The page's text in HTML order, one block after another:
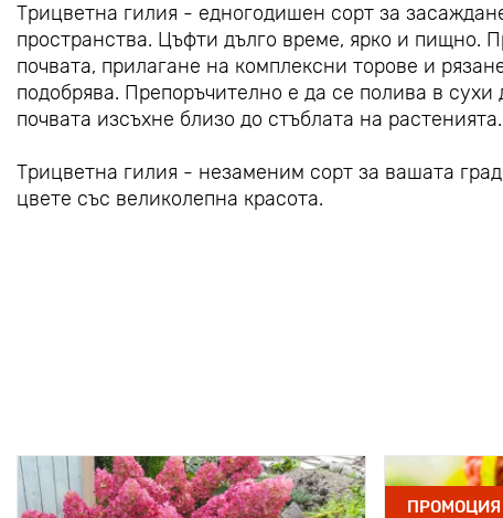
Трицветна гилия - едногодишен сорт за
пространства. Цъфти дълго време, ярко и пищно.
почвата, прилагане на комплексни торове и
подобрява. Препоръчително е да се полива в
почвата изсъхне близо до стъблата на растенията.
Трицветна гилия - незаменим сорт за вашата
цвете със великолепна красота.
ПРОМОЦИЯ